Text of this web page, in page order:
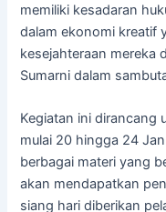
memiliki kesadaran
dalam ekonomi kreatif
kesejahteraan mereka
Sumarni dalam
Kegiatan ini dirancang
mulai 20 hingga 24
berbagai materi yang
akan mendapatkan
siang hari diberikan